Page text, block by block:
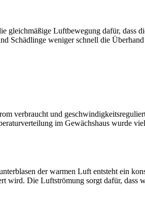
gleichmäßige Luftbewegung dafür, dass
Schädlinge weniger schnell die
verbraucht und
im Gewächshaus wurde
der warmen Luft entsteht ein
wird. Die Luftströmung sorgt dafür, dass